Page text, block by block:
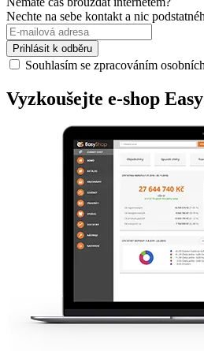
Nechte na sebe kontakt a nic
Prihlásit k odběru
Souhlasím se zpracováním
Vyzkoušejte e-shop